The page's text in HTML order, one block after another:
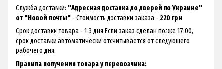
Служба доставки: "Адресная доставка до дверей по Украине"
от "Новой почты" - Стоимость доставки заказа - 220 грн
Срок доставки товара - 1-3 дня Если заказ сделан позже 17:00,
срок доставки автоматически отсчитывается от следующего
рабочего дня.
Правила получения товара у перевозчика: